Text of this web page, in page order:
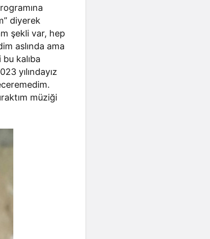
diyerek
şekli var, hep
aslında ama
kalıba
yılındayız
müziği